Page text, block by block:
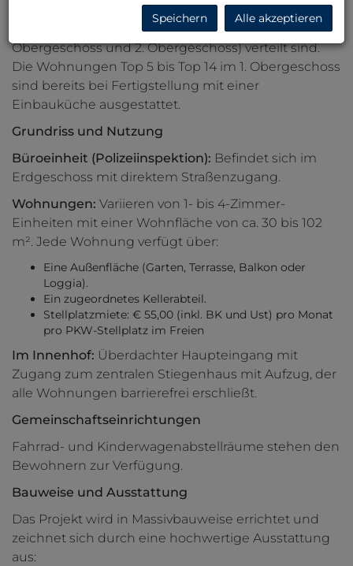
Mietwohnungensowie eineBüroeinheit,
die auf drei Geschosse (Erdgeschoss, 1.
Obergeschoss und 2. Obergeschoss) verteilt sind.
Die Wohnungen Top 5 bis Top 14 im 1. Obergeschoss
sind bereits bei Fertigstellung mit einer
Einbauküche ausgestattet.
Grundriss und Nutzung
Büroeinheit (Polizeiinspektion): Befindet sich im
Erdgeschoss mit direktem Straßenzugang.
Wohnungen: Variieren von 1- bis 4-Zimmer-
Einheiten mit einer Wohnfläche von ca. 30 bis 102
m². Jede Wohnung verfügt über:
Eine Außenfläche (Garten, Terrasse, Balkon oder
Loggia).
Ein zugeordnetes Kellerabteil.
Stellplatzmiete: € 55,00 (inkl. BK und Ust) pro Monat
pro PKW-Stellplatz im Freien
Im Innenhof: Überdachter Haupteingang mit
Zugang zum zentralen Stiegenhaus mit Aufzug, der
alle Wohnungen barrierefrei erschließt.
Gemeinschaftseinrichtungen
Fahrrad- und Kinderwagenabstellräume stehen den
Bewohnern zur Verfügung.
Bauweise und Ausstattung
Das Projekt wird in Massivbauweise errichtet und
zeichnet sich durch eine hochwertige Ausstattung
aus:
Speichern Alle akzeptieren